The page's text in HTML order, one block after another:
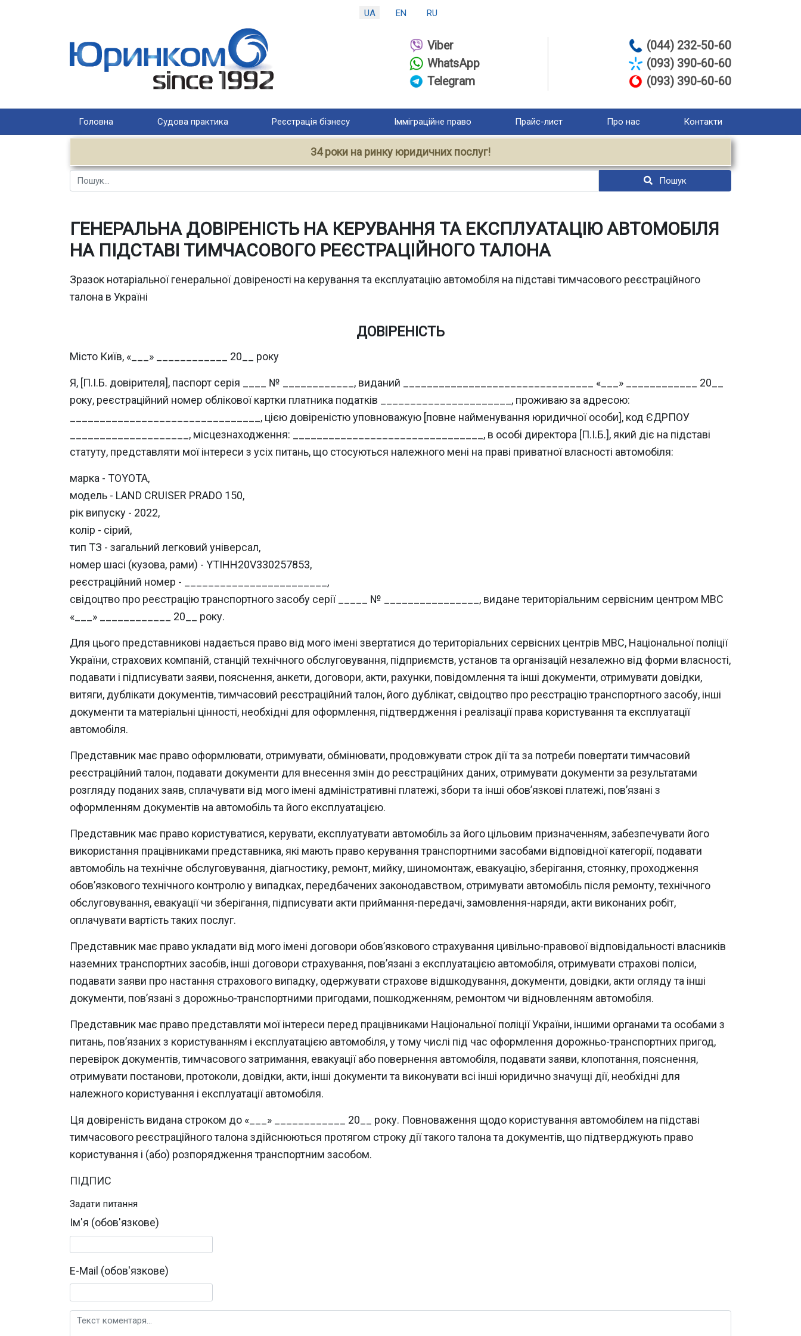
UA EN RU
Viber
WhatsApp
Telegram
(044) 232-50-60
(093) 390-60-60
(093) 390-60-60
Головна Судова практика Реєстрація бізнесу Імміграційне право Прайс-лист Про нас Контакти
34 роки на ринку юридичних послуг!
Пошук Пошук
ГЕНЕРАЛЬНА ДОВІРЕНІСТЬ НА КЕРУВАННЯ ТА ЕКСПЛУАТАЦІЮ АВТОМОБІЛЯ
НА ПІДСТАВІ ТИМЧАСОВОГО РЕЄСТРАЦІЙНОГО ТАЛОНА
Зразок нотаріальної генеральної довіреності на керування та експлуатацію автомобіля на підставі тимчасового реєстраційного
талона в Україні
ДОВІРЕНІСТЬ
Місто Київ, «___» ____________ 20__ року
Я, [П.І.Б. довірителя], паспорт серія ____ № ____________, виданий ________________________________ «___» ____________ 20__
року, реєстраційний номер облікової картки платника податків ______________________, проживаю за адресою:
________________________________, цією довіреністю уповноважую [повне найменування юридичної особи], код ЄДРПОУ
____________________, місцезнаходження: ________________________________, в особі директора [П.І.Б.], який діє на підставі
статуту, представляти мої інтереси з усіх питань, що стосуються належного мені на праві приватної власності автомобіля:
марка - TOYOTA,
модель - LAND CRUISER PRADO 150,
рік випуску - 2022,
колір - сірий,
тип ТЗ - загальний легковий універсал,
номер шасі (кузова, рами) - YTIHH20V330257853,
реєстраційний номер - ________________________,
свідоцтво про реєстрацію транспортного засобу серії _____ № ________________, видане територіальним сервісним центром МВС
«___» ____________ 20__ року.
Для цього представникові надається право від мого імені звертатися до територіальних сервісних центрів МВС, Національної поліції
України, страхових компаній, станцій технічного обслуговування, підприємств, установ та організацій незалежно від форми власності,
подавати і підписувати заяви, пояснення, анкети, договори, акти, рахунки, повідомлення та інші документи, отримувати довідки,
витяги, дублікати документів, тимчасовий реєстраційний талон, його дублікат, свідоцтво про реєстрацію транспортного засобу, інші
документи та матеріальні цінності, необхідні для оформлення, підтвердження і реалізації права користування та експлуатації
автомобіля.
Представник має право оформлювати, отримувати, обмінювати, продовжувати строк дії та за потреби повертати тимчасовий
реєстраційний талон, подавати документи для внесення змін до реєстраційних даних, отримувати документи за результатами
розгляду поданих заяв, сплачувати від мого імені адміністративні платежі, збори та інші обов’язкові платежі, пов’язані з
оформленням документів на автомобіль та його експлуатацією.
Представник має право користуватися, керувати, експлуатувати автомобіль за його цільовим призначенням, забезпечувати його
використання працівниками представника, які мають право керування транспортними засобами відповідної категорії, подавати
автомобіль на технічне обслуговування, діагностику, ремонт, мийку, шиномонтаж, евакуацію, зберігання, стоянку, проходження
обов’язкового технічного контролю у випадках, передбачених законодавством, отримувати автомобіль після ремонту, технічного
обслуговування, евакуації чи зберігання, підписувати акти приймання-передачі, замовлення-наряди, акти виконаних робіт,
оплачувати вартість таких послуг.
Представник має право укладати від мого імені договори обов’язкового страхування цивільно-правової відповідальності власників
наземних транспортних засобів, інші договори страхування, пов’язані з експлуатацією автомобіля, отримувати страхові поліси,
подавати заяви про настання страхового випадку, одержувати страхове відшкодування, документи, довідки, акти огляду та інші
документи, пов’язані з дорожньо-транспортними пригодами, пошкодженням, ремонтом чи відновленням автомобіля.
Представник має право представляти мої інтереси перед працівниками Національної поліції України, іншими органами та особами з
питань, пов’язаних з користуванням і експлуатацією автомобіля, у тому числі під час оформлення дорожньо-транспортних пригод,
перевірок документів, тимчасового затримання, евакуації або повернення автомобіля, подавати заяви, клопотання, пояснення,
отримувати постанови, протоколи, довідки, акти, інші документи та виконувати всі інші юридично значущі дії, необхідні для
належного користування і експлуатації автомобіля.
Ця довіреність видана строком до «___» ____________ 20__ року. Повноваження щодо користування автомобілем на підставі
тимчасового реєстраційного талона здійснюються протягом строку дії такого талона та документів, що підтверджують право
користування і (або) розпорядження транспортним засобом.
ПІДПИС
Задати питання
Ім'я (обов'язкове)
E-Mail (обов'язкове)
Текст коментаря